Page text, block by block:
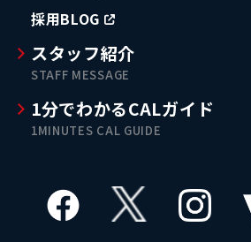
採用BLOG
スタッフ紹介
STAFF MESSAGE
1分でわかるCALガイド
1MINUTES CAL GUIDE